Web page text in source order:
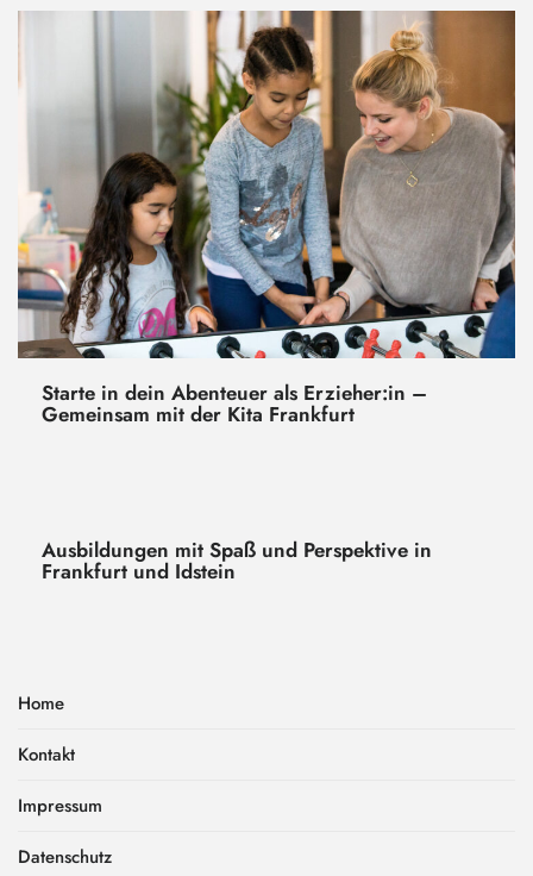
Starte in dein Abenteuer als Erzieher:in –
Gemeinsam mit der Kita Frankfurt
Ausbildungen mit Spaß und Perspektive in
Frankfurt und Idstein
Home
Kontakt
Impressum
Datenschutz